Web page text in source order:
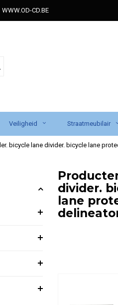
WWW.OD-CD.BE
Veiligheid Straatmeubilair
bicycle lane divider. bicycle lane
divider.
lane